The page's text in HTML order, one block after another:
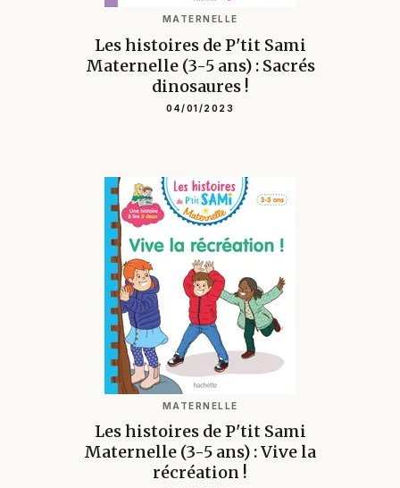
MATERNELLE
Les histoires de P'tit Sami
Maternelle (3-5 ans) : Sacrés
dinosaures !
04/01/2023
MATERNELLE
Les histoires de P'tit Sami
Maternelle (3-5 ans) : Vive la
récréation !